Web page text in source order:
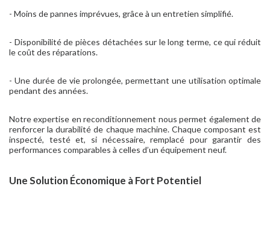
- Moins de pannes imprévues, grâce à un entretien simplifié.
- Disponibilité de pièces détachées sur le long terme, ce qui réduit
le coût des réparations.
- Une durée de vie prolongée, permettant une utilisation optimale
pendant des années.
Notre expertise en reconditionnement nous permet également de
renforcer la durabilité de chaque machine. Chaque composant est
inspecté, testé et, si nécessaire, remplacé pour garantir des
performances comparables à celles d’un équipement neuf.
Une Solution Économique à Fort Potentiel